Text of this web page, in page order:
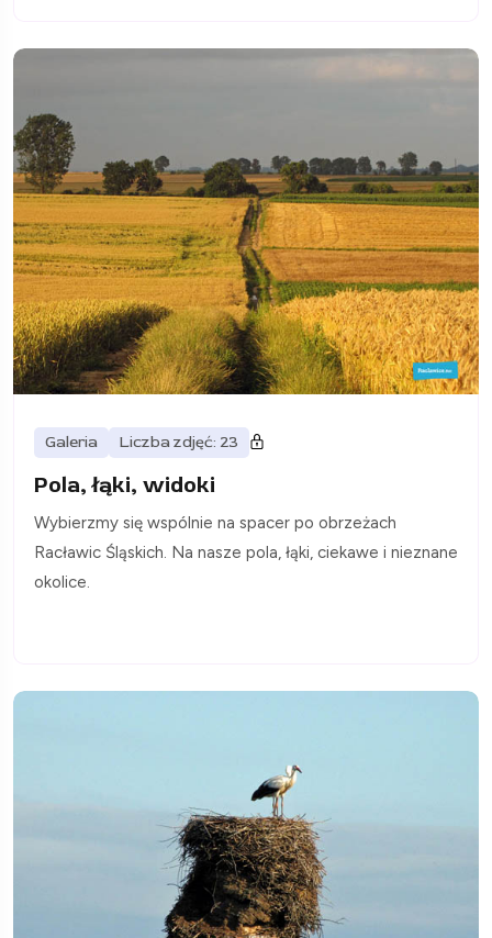
Galeria Liczba zdjęć: 23
Pola, łąki, widoki
Wybierzmy się wspólnie na spacer po obrzeżach
Racławic Śląskich. Na nasze pola, łąki, ciekawe i nieznane
okolice.